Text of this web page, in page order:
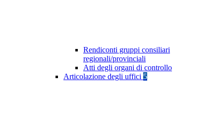
Rendiconti gruppi consiliari
regionali/provinciali
Atti degli organi di controllo
Articolazione degli uffici 5